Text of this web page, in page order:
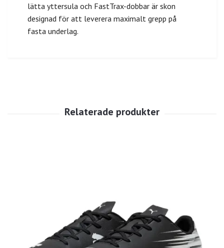
lätta yttersula och FastTrax-dobbar är skon
designad för att leverera maximalt grepp på
fasta underlag.